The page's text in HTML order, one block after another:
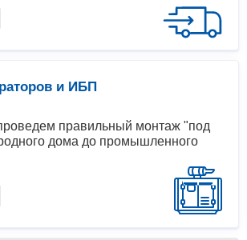
и ИБП
правильный монтаж "под
дома до промышленного